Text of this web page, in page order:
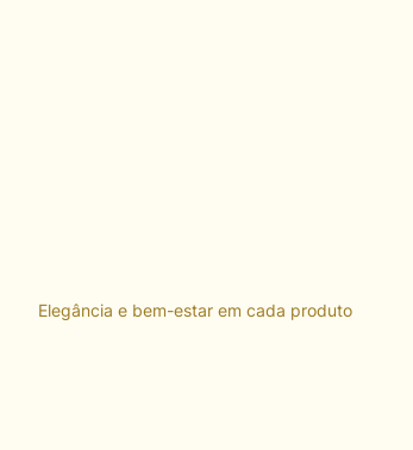
Elegância e bem-estar em cada produto